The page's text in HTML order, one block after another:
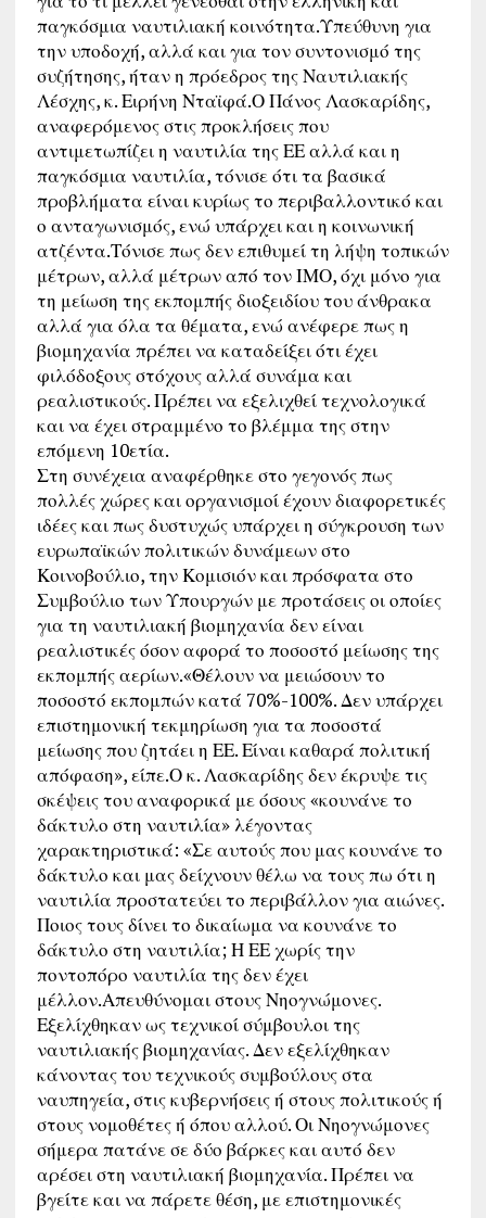
παγκόσμια ναυτιλιακή κοινότητα.Υπεύθυνη για
την υποδοχή, αλλά και για τον συντονισμό της
συζήτησης, ήταν η πρόεδρος της Ναυτιλιακής
Λέσχης, κ. Ειρήνη Νταϊφά.Ο Πάνος Λασκαρίδης,
αναφερόμενος στις προκλήσεις που
αντιμετωπίζει η ναυτιλία της ΕΕ αλλά και η
παγκόσμια ναυτιλία, τόνισε ότι τα βασικά
προβλήματα είναι κυρίως το περιβαλλοντικό και
ο ανταγωνισμός, ενώ υπάρχει και η κοινωνική
ατζέντα.Τόνισε πως δεν επιθυμεί τη λήψη τοπικών
μέτρων, αλλά μέτρων από τον ΙΜΟ, όχι μόνο για
τη μείωση της εκπομπής διοξειδίου του άνθρακα
αλλά για όλα τα θέματα, ενώ ανέφερε πως η
βιομηχανία πρέπει να καταδείξει ότι έχει
φιλόδοξους στόχους αλλά συνάμα και
ρεαλιστικούς. Πρέπει να εξελιχθεί τεχνολογικά
και να έχει στραμμένο το βλέμμα της στην
επόμενη 10ετία.
Στη συνέχεια αναφέρθηκε στο γεγονός πως
πολλές χώρες και οργανισμοί έχουν διαφορετικές
ιδέες και πως δυστυχώς υπάρχει η σύγκρουση των
ευρωπαϊκών πολιτικών δυνάμεων στο
Κοινοβούλιο, την Κομισιόν και πρόσφατα στο
Συμβούλιο των Υπουργών με προτάσεις οι οποίες
για τη ναυτιλιακή βιομηχανία δεν είναι
ρεαλιστικές όσον αφορά το ποσοστό μείωσης της
εκπομπής αερίων.«Θέλουν να μειώσουν το
ποσοστό εκπομπών κατά 70%-100%. Δεν υπάρχει
επιστημονική τεκμηρίωση για τα ποσοστά
μείωσης που ζητάει η ΕΕ. Είναι καθαρά πολιτική
απόφαση», είπε.Ο κ. Λασκαρίδης δεν έκρυψε τις
σκέψεις του αναφορικά με όσους «κουνάνε το
δάκτυλο στη ναυτιλία» λέγοντας
χαρακτηριστικά: «Σε αυτούς που μας κουνάνε το
δάκτυλο και μας δείχνουν θέλω να τους πω ότι η
ναυτιλία προστατεύει το περιβάλλον για αιώνες.
Ποιος τους δίνει το δικαίωμα να κουνάνε το
δάκτυλο στη ναυτιλία; Η ΕΕ χωρίς την
ποντοπόρο ναυτιλία της δεν έχει
μέλλον.Απευθύνομαι στους Νηογνώμονες.
Εξελίχθηκαν ως τεχνικοί σύμβουλοι της
ναυτιλιακής βιομηχανίας. Δεν εξελίχθηκαν
κάνοντας του τεχνικούς συμβούλους στα
ναυπηγεία, στις κυβερνήσεις ή στους πολιτικούς ή
στους νομοθέτες ή όπου αλλού. Οι Νηογνώμονες
σήμερα πατάνε σε δύο βάρκες και αυτό δεν
αρέσει στη ναυτιλιακή βιομηχανία. Πρέπει να
βγείτε και να πάρετε θέση, με επιστημονικές